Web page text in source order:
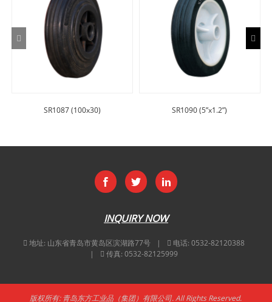
SR1087 (100x30) SR1090 (5”x1.2”)
INQUIRY NOW
地址: 山东省青岛市黄岛区滨湖路77号 电话: 0532-82120388
传真: 0532-82125999
版权所有: 青岛东方工业品（集团）有限公司. All Rights Reserved.